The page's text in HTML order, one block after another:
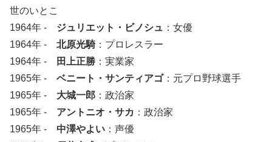
世のいとこ
1964年 - ジュリエット・ビノシュ ：女優
1964年 - 北原光騎：プロレスラー
1964年 -
田上正勝 ：実業家
1965年 - ベニート・サンティアゴ：元プロ野球選手
1965年 - 大城一郎 ：政治家
1965年 - アントニオ・サカ ：政治家
1965年 - 中澤やよい ：声優